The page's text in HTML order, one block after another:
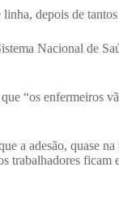
depois de tantos
Nacional de
“os enfermeiros
a adesão, quase
trabalhadores ficam